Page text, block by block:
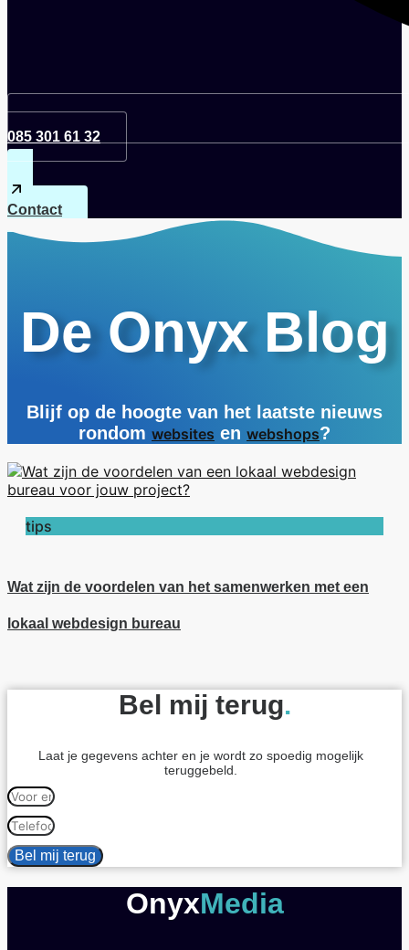
085 301 61 32
Contact
De Onyx Blog
Blijf op de hoogte van het laatste nieuws
rondom websites en webshops?
tips
Wat zijn de voordelen van het samenwerken met een
lokaal webdesign bureau
Bel mij terug.
Laat je gegevens achter en je wordt zo spoedig mogelijk
teruggebeld.
Bel mij terug
OnyxMedia